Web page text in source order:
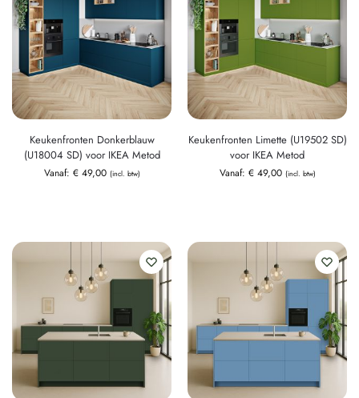
Keukenfronten Donkerblauw
(U18004 SD) voor IKEA Metod
Vanaf: €49,00 (incl. btw)
Keukenfronten Limette (U19502 SD)
voor IKEA Metod
Vanaf: €49,00 (incl. btw)